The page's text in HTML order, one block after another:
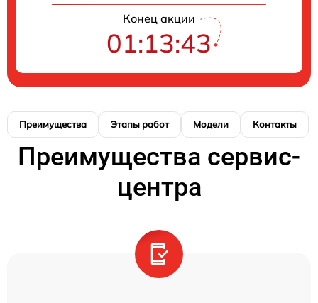
Конец акции
01:13:42
Преимущества Этапы работ Модели Контакты
Преимущества сервис-
центра